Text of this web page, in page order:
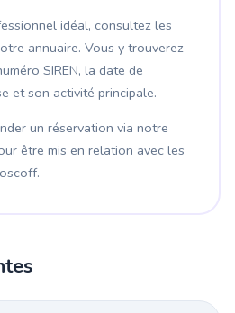
idéal, consultez les
annuaire. Vous y trouverez
SIREN, la date de
et son activité principale.
un réservation via notre
être mis en relation avec les